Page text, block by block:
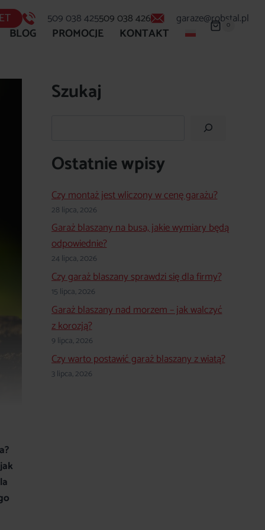
509 038 425509 038 426 garaze@robstal.pl
BLOG PROMOCJE KONTAKT 0
Szukaj
Ostatnie wpisy
Czy montaż jest wliczony w cenę garażu?
28 lipca, 2026
Garaż blaszany na busa, jakie wymiary będą
odpowiednie?
24 lipca, 2026
Czy garaż blaszany sprawdzi się dla firmy?
15 lipca, 2026
Garaż blaszany nad morzem – jak walczyć
z korozją?
9 lipca, 2026
Czy warto postawić garaż blaszany z wiatą?
3 lipca, 2026